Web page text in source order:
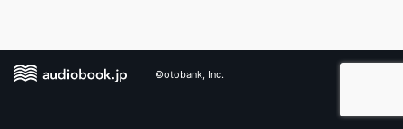
©otobank, Inc.